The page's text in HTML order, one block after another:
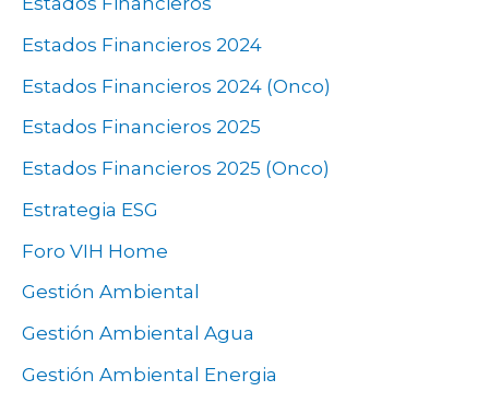
Estados Financieros 2024
Estados Financieros 2024 (Onco)
Estados Financieros 2025
Estados Financieros 2025 (Onco)
Estrategia ESG
Foro VIH Home
Gestión Ambiental
Gestión Ambiental Agua
Gestión Ambiental Energia